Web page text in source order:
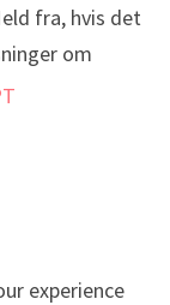
fra, hvis det
om
experience